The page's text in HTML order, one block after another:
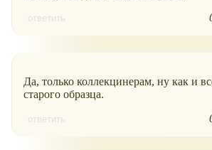
ответить
Да, только коллекцинерам, ну как и
старого образца.
ответить